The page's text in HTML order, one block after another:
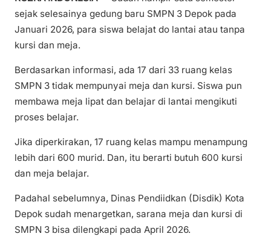
sejak selesainya gedung baru SMPN 3 Depok pada
Januari 2026, para siswa belajat do lantai atau tanpa
kursi dan meja.
Berdasarkan informasi, ada 17 dari 33 ruang kelas
SMPN 3 tidak mempunyai meja dan kursi. Siswa pun
membawa meja lipat dan belajar di lantai mengikuti
proses belajar.
Jika diperkirakan, 17 ruang kelas mampu menampung
lebih dari 600 murid. Dan, itu berarti butuh 600 kursi
dan meja belajar.
Padahal sebelumnya, Dinas Pendiidkan (Disdik) Kota
Depok sudah menargetkan, sarana meja dan kursi di
SMPN 3 bisa dilengkapi pada April 2026.